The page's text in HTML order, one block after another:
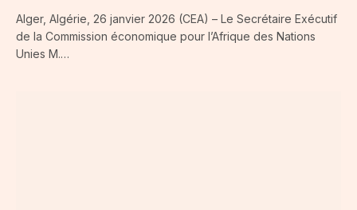
Alger, Algérie, 26 janvier 2026 (CEA) – Le Secrétaire Exécutif
de la Commission économique pour l’Afrique des Nations
Unies M.…